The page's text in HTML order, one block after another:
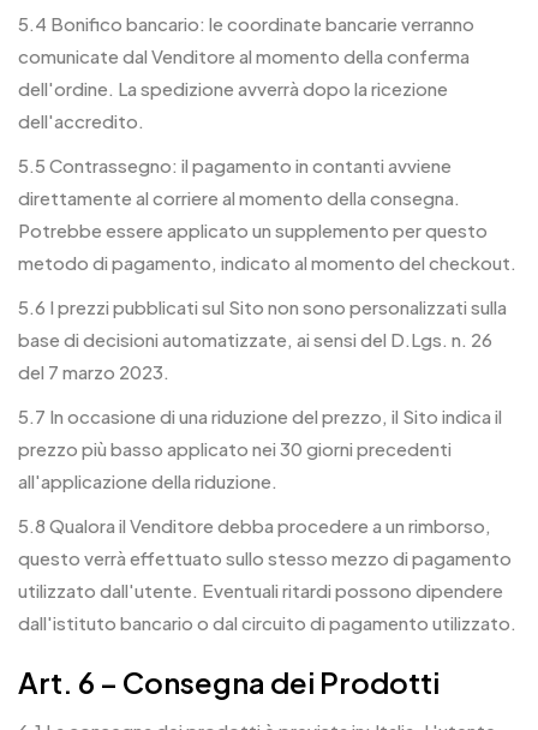
5.4 Bonifico bancario: le coordinate bancarie verranno
comunicate dal Venditore al momento della conferma
dell'ordine. La spedizione avverrà dopo la ricezione
dell'accredito.
5.5 Contrassegno: il pagamento in contanti avviene
direttamente al corriere al momento della consegna.
Potrebbe essere applicato un supplemento per questo
metodo di pagamento, indicato al momento del checkout.
5.6 I prezzi pubblicati sul Sito non sono personalizzati sulla
base di decisioni automatizzate, ai sensi del D.Lgs. n. 26
del 7 marzo 2023.
5.7 In occasione di una riduzione del prezzo, il Sito indica il
prezzo più basso applicato nei 30 giorni precedenti
all'applicazione della riduzione.
5.8 Qualora il Venditore debba procedere a un rimborso,
questo verrà effettuato sullo stesso mezzo di pagamento
utilizzato dall'utente. Eventuali ritardi possono dipendere
dall'istituto bancario o dal circuito di pagamento utilizzato.
Art. 6 – Consegna dei Prodotti